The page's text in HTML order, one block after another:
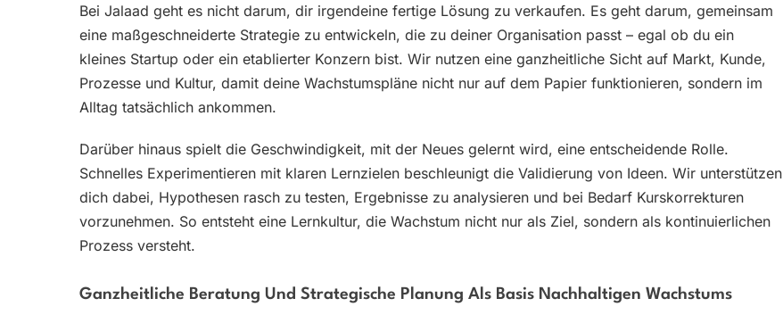
Bei Jalaad geht es nicht darum, dir irgendeine fertige Lösung zu verkaufen. Es geht darum, gemeinsam
eine maßgeschneiderte Strategie zu entwickeln, die zu deiner Organisation passt – egal ob du ein
kleines Startup oder ein etablierter Konzern bist. Wir nutzen eine ganzheitliche Sicht auf Markt, Kunde,
Prozesse und Kultur, damit deine Wachstumspläne nicht nur auf dem Papier funktionieren, sondern im
Alltag tatsächlich ankommen.
Darüber hinaus spielt die Geschwindigkeit, mit der Neues gelernt wird, eine entscheidende Rolle.
Schnelles Experimentieren mit klaren Lernzielen beschleunigt die Validierung von Ideen. Wir unterstützen
dich dabei, Hypothesen rasch zu testen, Ergebnisse zu analysieren und bei Bedarf Kurskorrekturen
vorzunehmen. So entsteht eine Lernkultur, die Wachstum nicht nur als Ziel, sondern als kontinuierlichen
Prozess versteht.
Ganzheitliche Beratung Und Strategische Planung Als Basis Nachhaltigen Wachstums